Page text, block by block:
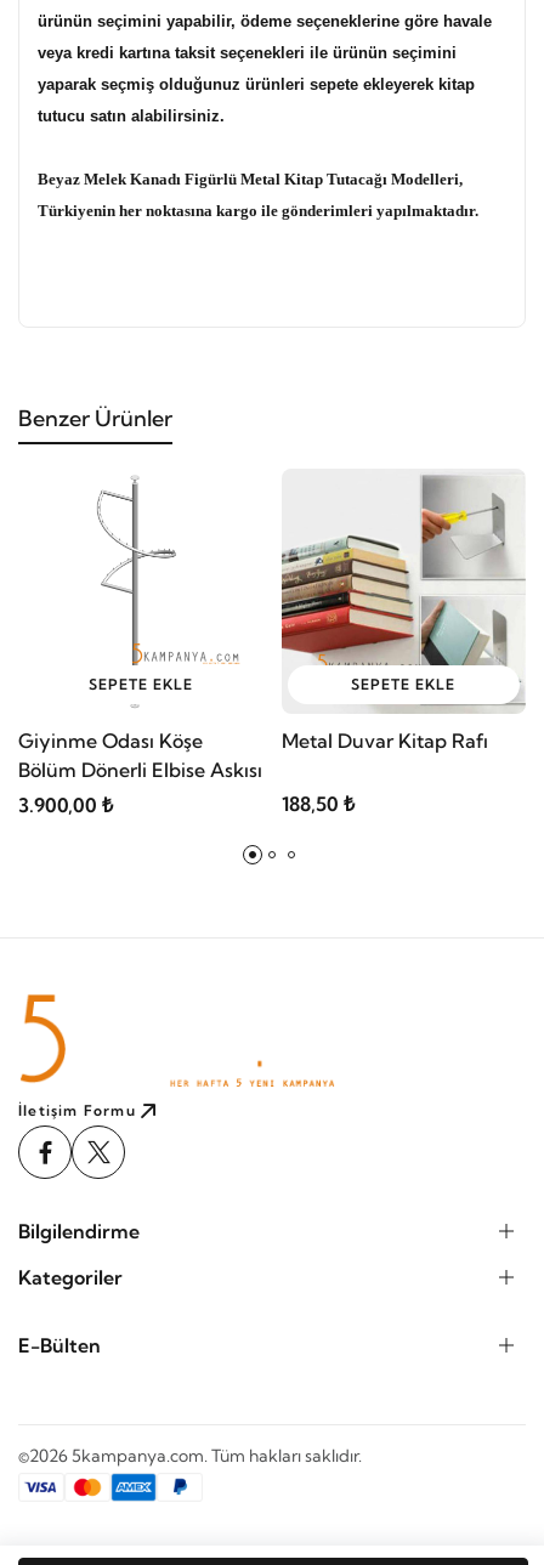
ürünün seçimini yapabilir, ödeme seçeneklerine göre havale
veya kredi kartına taksit seçenekleri ile ürünün seçimini
yaparak seçmiş olduğunuz ürünleri sepete ekleyerek kitap
tutucu satın alabilirsiniz.
Beyaz Melek Kanadı Figürlü Metal Kitap Tutacağı Modelleri,
Türkiyenin her noktasına kargo ile gönderimleri yapılmaktadır.
Benzer Ürünler
SEPETE EKLE
Giyinme Odası Köşe
Bölüm Dönerli Elbise Askısı
3.900,00 ₺
SEPETE EKLE
Metal Duvar Kitap Rafı
188,50 ₺
İletişim Formu
Bilgilendirme
Kategoriler
E-Bülten
©2026 5kampanya.com. Tüm hakları saklıdır.